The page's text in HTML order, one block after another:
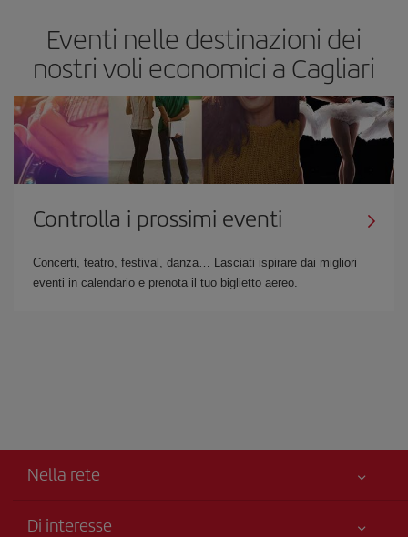
Eventi nelle destinazioni dei
nostri voli economici a Cagliari
Controlla i prossimi eventi
Concerti, teatro, festival, danza… Lasciati ispirare dai migliori
eventi in calendario e prenota il tuo biglietto aereo.
Nella rete
Di interesse